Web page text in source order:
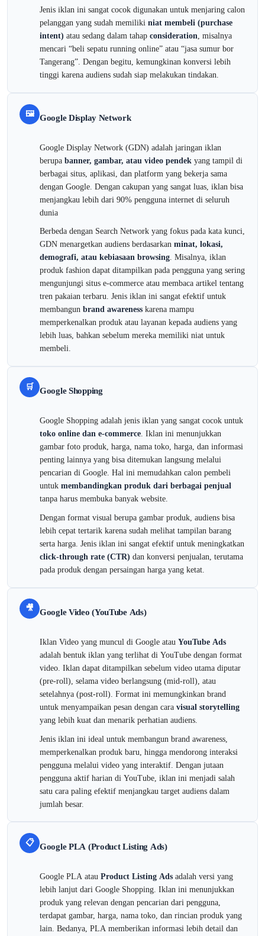
Jenis iklan ini sangat cocok digunakan untuk menjaring calon
pelanggan yang sudah memiliki niat membeli (purchase
intent) atau sedang dalam tahap consideration, misalnya
mencari “beli sepatu running online” atau “jasa sumur bor
Tangerang”. Dengan begitu, kemungkinan konversi lebih
tinggi karena audiens sudah siap melakukan tindakan.
🖼️ Google Display Network
Google Display Network (GDN) adalah jaringan iklan
berupa banner, gambar, atau video pendek yang tampil di
berbagai situs, aplikasi, dan platform yang bekerja sama
dengan Google. Dengan cakupan yang sangat luas, iklan bisa
menjangkau lebih dari 90% pengguna internet di seluruh
dunia
Berbeda dengan Search Network yang fokus pada kata kunci,
GDN menargetkan audiens berdasarkan minat, lokasi,
demografi, atau kebiasaan browsing. Misalnya, iklan
produk fashion dapat ditampilkan pada pengguna yang sering
mengunjungi situs e-commerce atau membaca artikel tentang
tren pakaian terbaru. Jenis iklan ini sangat efektif untuk
membangun brand awareness karena mampu
memperkenalkan produk atau layanan kepada audiens yang
lebih luas, bahkan sebelum mereka memiliki niat untuk
membeli.
🛒 Google Shopping
Google Shopping adalah jenis iklan yang sangat cocok untuk
toko online dan e-commerce. Iklan ini menunjukkan
gambar foto produk, harga, nama toko, harga, dan informasi
penting lainnya yang bisa ditemukan langsung melalui
pencarian di Google. Hal ini memudahkan calon pembeli
untuk membandingkan produk dari berbagai penjual
tanpa harus membuka banyak website.
Dengan format visual berupa gambar produk, audiens bisa
lebih cepat tertarik karena sudah melihat tampilan barang
serta harga. Jenis iklan ini sangat efektif untuk meningkatkan
click-through rate (CTR) dan konversi penjualan, terutama
pada produk dengan persaingan harga yang ketat.
🎥 Google Video (YouTube Ads)
Iklan Video yang muncul di Google atau YouTube Ads
adalah bentuk iklan yang terlihat di YouTube dengan format
video. Iklan dapat ditampilkan sebelum video utama diputar
(pre-roll), selama video berlangsung (mid-roll), atau
setelahnya (post-roll). Format ini memungkinkan brand
untuk menyampaikan pesan dengan cara visual storytelling
yang lebih kuat dan menarik perhatian audiens.
Jenis iklan ini ideal untuk membangun brand awareness,
memperkenalkan produk baru, hingga mendorong interaksi
pengguna melalui video yang interaktif. Dengan jutaan
pengguna aktif harian di YouTube, iklan ini menjadi salah
satu cara paling efektif menjangkau target audiens dalam
jumlah besar.
📋 Google PLA (Product Listing Ads)
Google PLA atau Product Listing Ads adalah versi yang
lebih lanjut dari Google Shopping. Iklan ini menunjukkan
produk yang relevan dengan pencarian dari pengguna,
terdapat gambar, harga, nama toko, dan rincian produk yang
lain. Bedanya, PLA memberikan informasi lebih detail dan